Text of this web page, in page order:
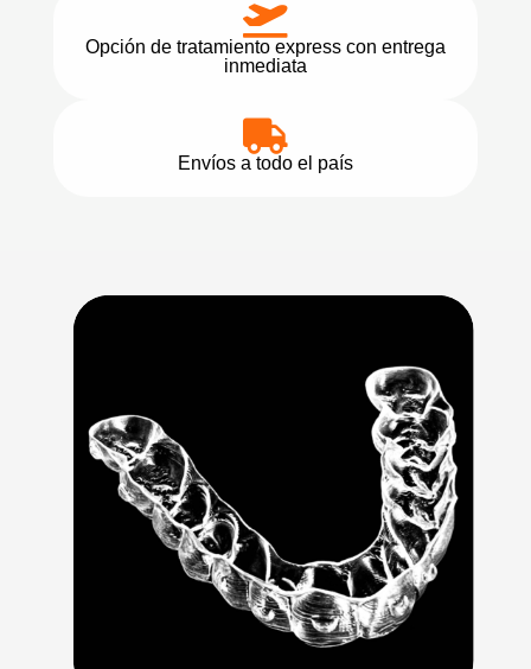

Opción de tratamiento express con entrega
inmediata

Envíos a todo el país